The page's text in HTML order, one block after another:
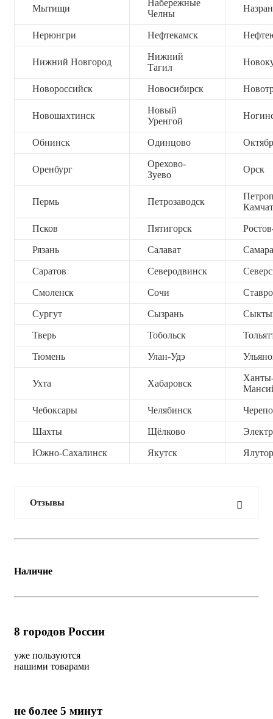
Мытищи
Набережные
Челны
Нерюнгри Нефтекамск
Нижний Новгород
Нижний
Тагил
Новороссийск Новосибирск
Новошахтинск
Новый
Уренгой
Обнинск Одинцово
Оренбург
Орехово-
Зуево
Орск
Пермь Петрозаводск
Псков Пятигорск
Рязань Салават Самара
Саратов Северодвинск
Смоленск Сочи
Сургут Сызрань
Тверь Тобольск
Тюмень Улан-Удэ
Ухта Хабаровск
Чебоксары Челябинск
Шахты Щёлково
Южно-Сахалинск Якутск
Отзывы
Наличие
8 городов России
уже пользуются
нашими товарами
не более 5 минут